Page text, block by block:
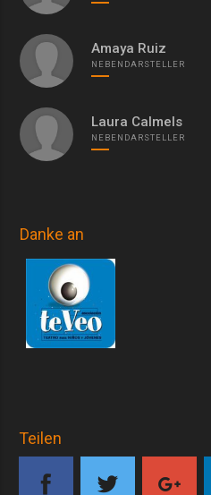
Amaya Ruiz
NEBENDARSTELLER
Laura Calmels
NEBENDARSTELLER
Danke an
Teilen